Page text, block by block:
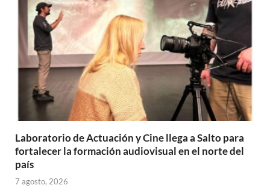
Laboratorio de Actuación y Cine llega a Salto para
fortalecer la formación audiovisual en el norte del
país
7 agosto, 2026